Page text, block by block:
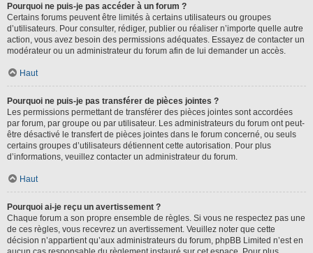
Pourquoi ne puis-je pas accéder à un forum ?
Certains forums peuvent être limités à certains utilisateurs ou groupes
d’utilisateurs. Pour consulter, rédiger, publier ou réaliser n’importe quelle autre
action, vous avez besoin des permissions adéquates. Essayez de contacter un
modérateur ou un administrateur du forum afin de lui demander un accès.
Haut
Pourquoi ne puis-je pas transférer de pièces jointes ?
Les permissions permettant de transférer des pièces jointes sont accordées
par forum, par groupe ou par utilisateur. Les administrateurs du forum ont peut-
être désactivé le transfert de pièces jointes dans le forum concerné, ou seuls
certains groupes d’utilisateurs détiennent cette autorisation. Pour plus
d’informations, veuillez contacter un administrateur du forum.
Haut
Pourquoi ai-je reçu un avertissement ?
Chaque forum a son propre ensemble de règles. Si vous ne respectez pas une
de ces règles, vous recevrez un avertissement. Veuillez noter que cette
décision n’appartient qu’aux administrateurs du forum, phpBB Limited n’est en